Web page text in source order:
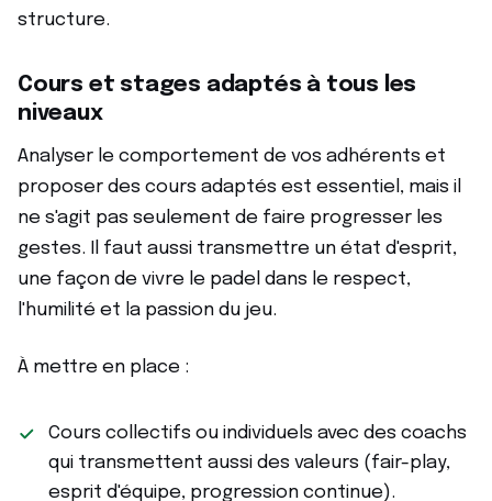
structure.
Cours et stages adaptés à tous les
niveaux
Analyser le comportement de vos adhérents et
proposer des cours adaptés est essentiel, mais il
ne s'agit pas seulement de faire progresser les
gestes. Il faut aussi transmettre un état d'esprit,
une façon de vivre le padel dans le respect,
l'humilité et la passion du jeu.
À mettre en place :
Cours collectifs ou individuels avec des coachs
qui transmettent aussi des valeurs (fair-play,
esprit d'équipe, progression continue).